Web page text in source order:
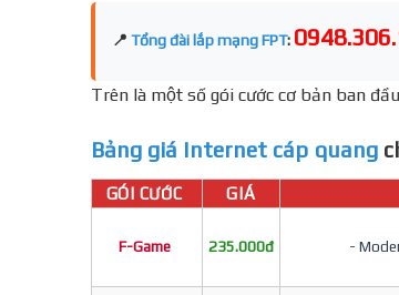
📍 Tổng đài lắp mạng FPT:
Trên là một số gói cước cơ bản ban
Bảng giá Internet cáp quang
GÓI CƯỚC GIÁ
F-Game 235.000đ -